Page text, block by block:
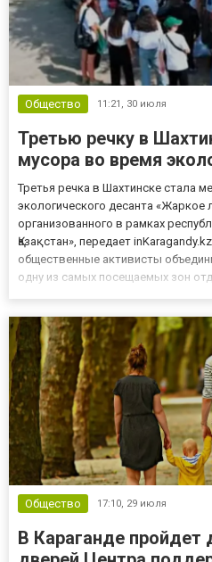
Общество 11:21, 30 июля
Третью речку в
мусора во время
Третья речка в Шахтинске стала
экологического десанта «Жаркое
организованного в рамках
Қазақстан», передает
общественные активисты
одну из самых посещаемых зон
активисты. Вооружившись
Общество 17:10, 29 июля
В Караганде пройдет